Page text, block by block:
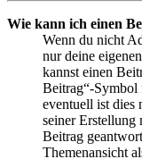
Wie kann ich einen
Wenn du nicht
nur deine
kannst einen
Beitrag“-Symbol
eventuell ist dies
seiner Erstellung
Beitrag
Themenansicht